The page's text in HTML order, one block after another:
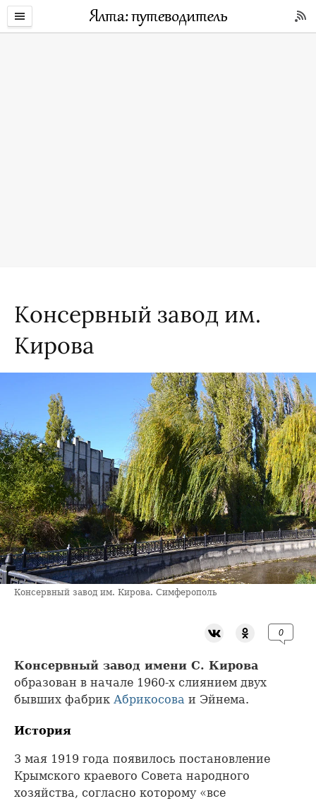
Консервный завод им.
Кирова
Консервный завод им. Кирова. Симферополь
0
Консервный завод имени С. Кирова
образован в начале 1960-х слиянием двух
бывших фабрик Абрикосова и Эйнема.
История
3 мая 1919 года появилось постановление
Крымского краевого Совета народного
хозяйства, согласно которому «все